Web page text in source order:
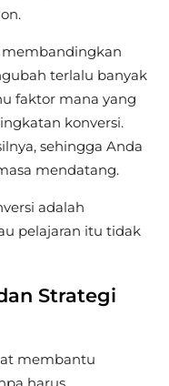
terlalu banyak
faktor mana yang
konversi.
sehingga Anda
mendatang.
adalah
pelajaran itu tidak
Strategi
membantu